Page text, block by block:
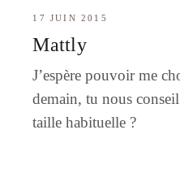
17 JUIN 2015
Mattly
J’espère pouvoir me
demain, tu nous
taille habituelle ?